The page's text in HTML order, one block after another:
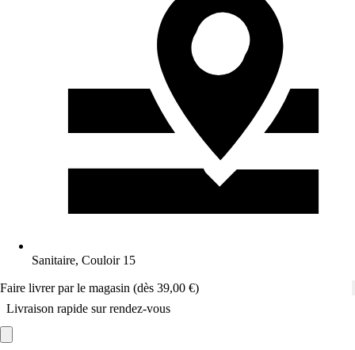
Sanitaire, Couloir 15
Faire livrer par le magasin (dès 39,00 €)
Livraison rapide sur rendez-vous